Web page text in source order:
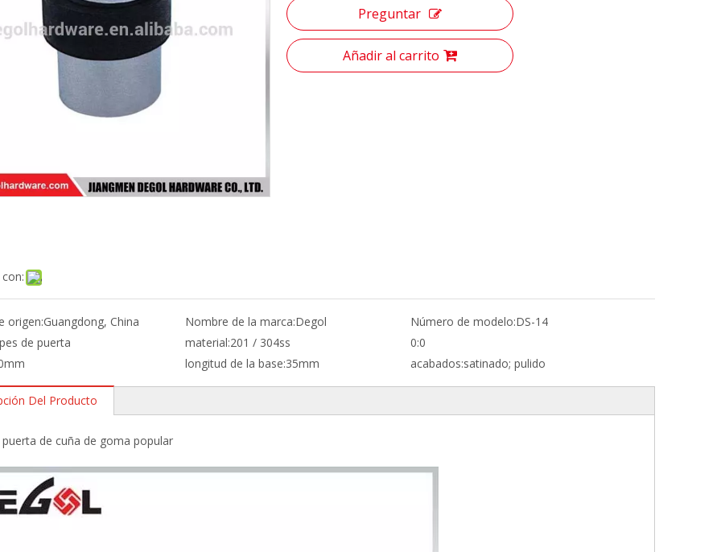
Preguntar
Añadir al carrito
origen:Guangdong, China Nombre de la marca:Degol Número de modelo:DS-14
de puerta material:201 / 304ss 0:0
longitud de la base:35mm acabados:satinado; pulido
Del Producto
de cuña de goma popular